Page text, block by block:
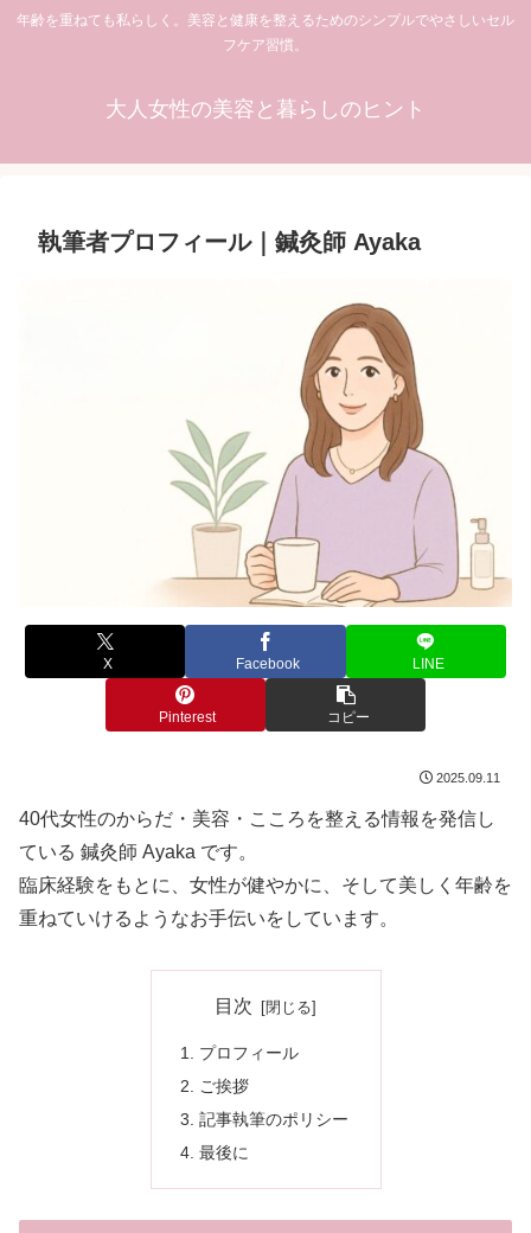
年齢を重ねても私らしく。美容と健康を整えるためのシンプルでやさしいセル
フケア習慣。
大人女性の美容と暮らしのヒント
執筆者プロフィール｜鍼灸師 Ayaka
X Facebook LINE
Pinterest コピー
2025.09.11
40代女性のからだ・美容・こころを整える情報を発信し
ている 鍼灸師 Ayaka です。
臨床経験をもとに、女性が健やかに、そして美しく年齢を
重ねていけるようなお手伝いをしています。
目次
プロフィール
ご挨拶
記事執筆のポリシー
最後に